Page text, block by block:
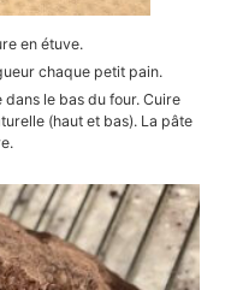
en étuve.
chaque petit pain.
le bas du four. Cuire
(haut et bas). La pâte